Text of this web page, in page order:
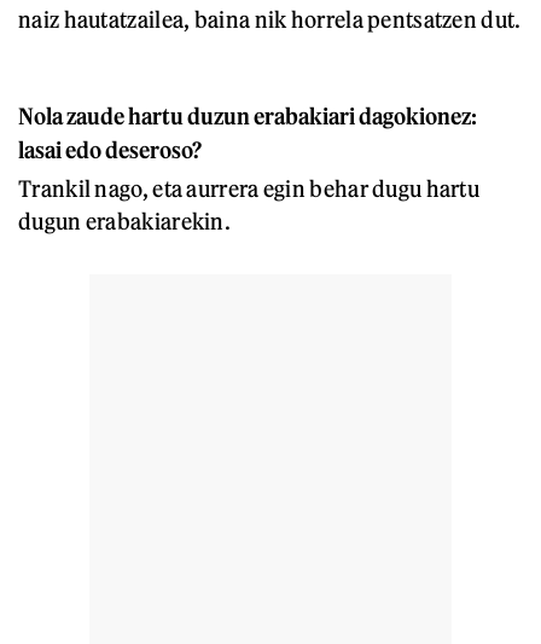
naiz hautatzailea, baina nik horrela pentsatzen dut.
Nola zaude hartu duzun erabakiari dagokionez:
lasai edo deseroso?
Trankil nago, eta aurrera egin behar dugu hartu
dugun erabakiarekin.